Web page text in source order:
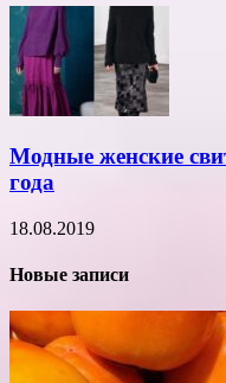
Модные женские
года
18.08.2019
Новые записи